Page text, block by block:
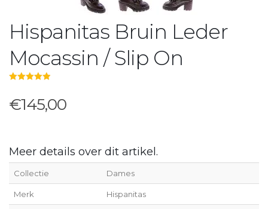
Hispanitas Bruin Leder
Mocassin / Slip On
€145,00
Meer details over dit artikel.
Collectie Dames
Merk Hispanitas